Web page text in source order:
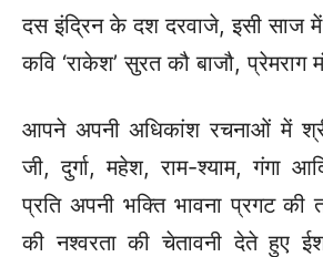
दस इंद्रिन के दश दरवाजे, इसी साज
कवि ‘राकेश’ सुरत कौ बाजौ,
आपने अपनी अधिकांश रचनाओं में
जी, दुर्गा, महेश, राम-श्याम, गंगा
प्रति अपनी भक्ति भावना प्रगट की
की नश्वरता की चेतावनी देते हुए